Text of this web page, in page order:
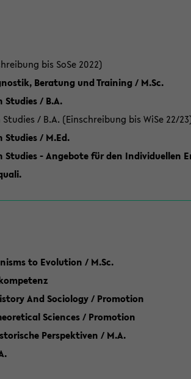
bis SoSe 2022)
Beratung und Training / M.Sc.
/ B.A.
/ B.A. (Einschreibung bis WiSe 22/
/ M.Ed.
- Angebote für den Individuellen
to Evolution / M.Sc.
And Sociology / Promotion
Sciences / Promotion
Perspektiven / M.A.